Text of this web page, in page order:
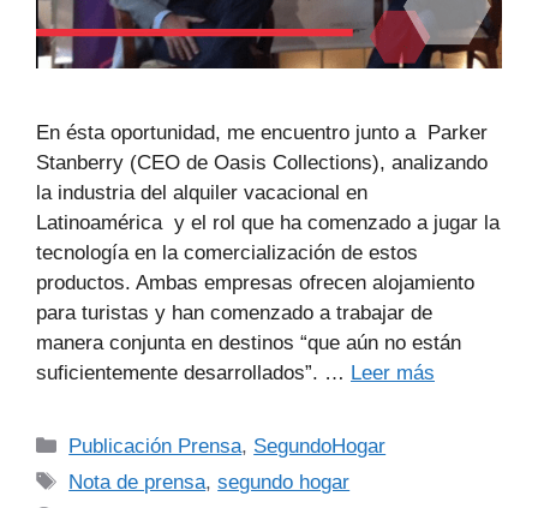
En ésta oportunidad, me encuentro junto a Parker
Stanberry (CEO de Oasis Collections), analizando
la industria del alquiler vacacional en
Latinoamérica y el rol que ha comenzado a jugar la
tecnología en la comercialización de estos
productos. Ambas empresas ofrecen alojamiento
para turistas y han comenzado a trabajar de
manera conjunta en destinos “que aún no están
suficientemente desarrollados”. … Leer más
Publicación Prensa, SegundoHogar
Nota de prensa,segundo hogar